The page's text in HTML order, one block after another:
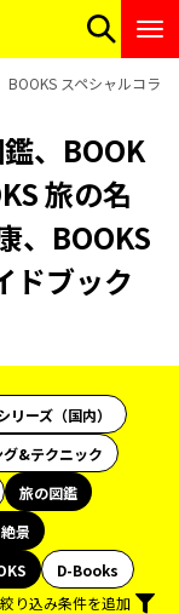
スペシャルコラ
、BOOK
旅の名
、BOOKS
ドブック
ーズ（国内）
グ&テクニック
旅の図鑑
景
D-Books
絞り込み条件を追加